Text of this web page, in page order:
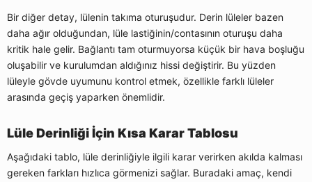
Bir diğer detay, lülenin takıma oturuşudur. Derin lüleler bazen
daha ağır olduğundan, lüle lastiğinin/contasının oturuşu daha
kritik hale gelir. Bağlantı tam oturmuyorsa küçük bir hava boşluğu
oluşabilir ve kurulumdan aldığınız hissi değiştirir. Bu yüzden
lüleyle gövde uyumunu kontrol etmek, özellikle farklı lüleler
arasında geçiş yaparken önemlidir.
Lüle Derinliği İçin Kısa Karar Tablosu
Aşağıdaki tablo, lüle derinliğiyle ilgili karar verirken akılda kalması
gereken farkları hızlıca görmenizi sağlar. Buradaki amaç, kendi